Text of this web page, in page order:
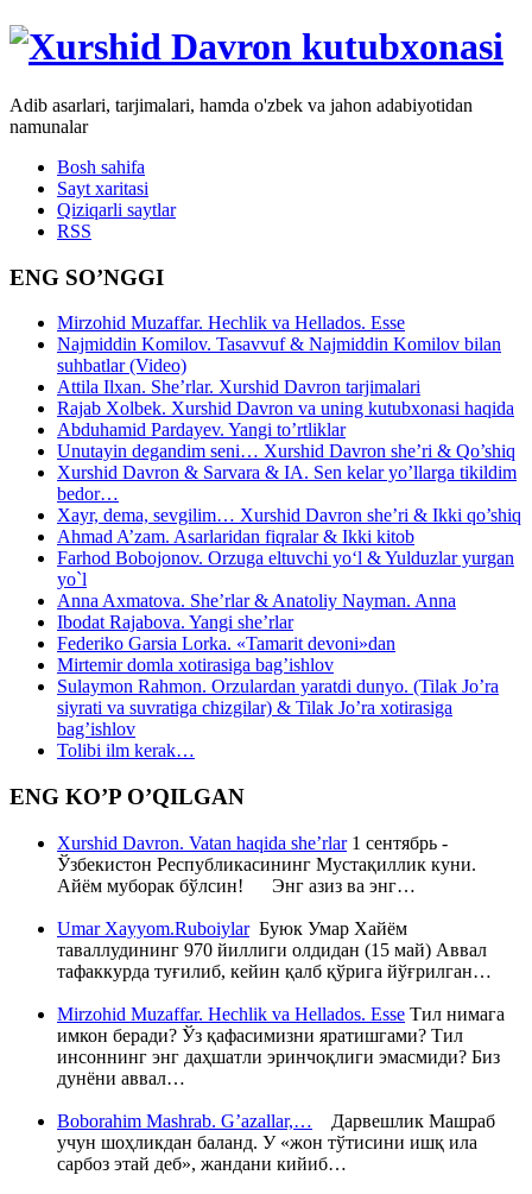
Adib asarlari, tarjimalari, hamda o'zbek va jahon adabiyotidan
namunalar
Bosh sahifa
Sayt xaritasi
Qiziqarli saytlar
RSS
ENG SO’NGGI
Mirzohid Muzaffar. Hechlik va Hellados. Esse
Najmiddin Komilov. Tasavvuf & Najmiddin Komilov bilan
suhbatlar (Video)
Attila Ilxan. She’rlar. Xurshid Davron tarjimalari
Rajab Xolbek. Xurshid Davron va uning kutubxonasi haqida
Abduhamid Pardayev. Yangi to’rtliklar
Unutayin degandim seni… Xurshid Davron she’ri & Qo’shiq
Xurshid Davron & Sarvara & IA. Sen kelar yo’llarga tikildim
bedor…
Xayr, dema, sevgilim… Xurshid Davron she’ri & Ikki qo’shiq
Ahmad A’zam. Asarlaridan fiqralar & Ikki kitob
Farhod Bobojonov. Orzuga eltuvchi yo‘l & Yulduzlar yurgan
yo`l
Anna Axmatova. She’rlar & Anatoliy Nayman. Anna
Ibodat Rajabova. Yangi she’rlar
Federiko Garsia Lorka. «Tamarit devoni»dan
Mirtemir domla xotirasiga bag’ishlov
Sulaymon Rahmon. Orzulardan yaratdi dunyo. (Tilak Jo’ra
siyrati va suvratiga chizgilar) & Tilak Jo’ra xotirasiga
bag’ishlov
Tolibi ilm kerak…
ENG KO’P O’QILGAN
Xurshid Davron. Vatan haqida she’rlar1 сентябрь -
Ўзбекистон Республикасининг Мустақиллик куни.
Айём муборак бўлсин! Энг азиз ва энг…
Umar Xayyom.RuboiylarБуюк Умар Хайём
таваллудининг 970 йиллиги олдидан (15 май) Аввал
тафаккурда туғилиб, кейин қалб қўрига йўғрилган…
Mirzohid Muzaffar. Hechlik va Hellados. Esse Тил нимага
имкон беради? Ўз қафасимизни яратишгами? Тил
инсоннинг энг даҳшатли эринчоқлиги эмасмиди? Биз
дунёни аввал…
Boborahim Mashrab. G’azallar,… Дарвешлик Машраб
учун шоҳликдан баланд. У «жон тўтисини ишқ ила
сарбоз этай деб», жандани кийиб…